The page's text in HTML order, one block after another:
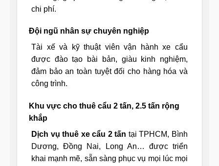
chi phí.
Đội ngũ nhân sự chuyên nghiệp
Tài xế và kỹ thuật viên vận hành xe cẩu
được đào tạo bài bản, giàu kinh nghiệm,
đảm bảo an toàn tuyệt đối cho hàng hóa và
công trình.
Khu vực cho thuê cẩu 2 tấn, 2.5 tấn rộng
khắp
Dịch vụ thuê xe cẩu 2 tấn tại TPHCM, Bình
Dương, Đồng Nai, Long An… được triển
khai mạnh mẽ, sẵn sàng phục vụ mọi lúc mọi